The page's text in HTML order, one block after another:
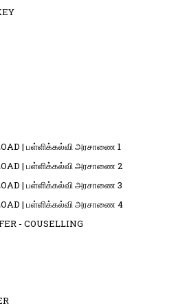
| பள்ளிக்கல்வி அரசாணை 1
| பள்ளிக்கல்வி அரசாணை 2
| பள்ளிக்கல்வி அரசாணை 3
| பள்ளிக்கல்வி அரசாணை 4
- COUSELLING